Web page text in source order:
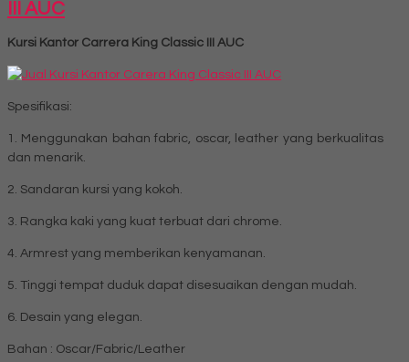
III AUC
Kursi Kantor Carrera King Classic III AUC
Spesifikasi:
1. Menggunakan bahan fabric, oscar, leather yang berkualitas
dan menarik.
2. Sandaran kursi yang kokoh.
3. Rangka kaki yang kuat terbuat dari chrome.
4. Armrest yang memberikan kenyamanan.
5. Tinggi tempat duduk dapat disesuaikan dengan mudah.
6. Desain yang elegan.
Bahan : Oscar/Fabric/Leather